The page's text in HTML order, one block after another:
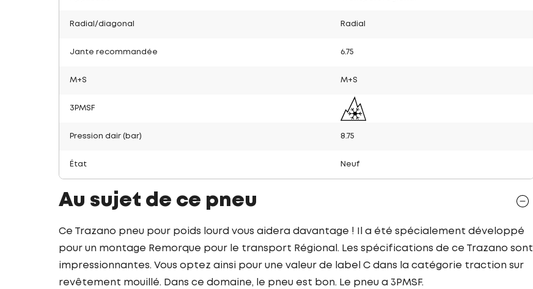
Radial/diagonal Radial
Jante recommandée 6.75
M+S M+S
3PMSF
Pression dair (bar) 8.75
État Neuf
Au sujet de ce pneu
Ce Trazano pneu pour poids lourd vous aidera davantage ! Il a été spécialement développé
pour un montage Remorque pour le transport Régional. Les spécifications de ce Trazano sont
impressionnantes. Vous optez ainsi pour une valeur de label C dans la catégorie traction sur
revêtement mouillé. Dans ce domaine, le pneu est bon. Le pneu a 3PMSF.